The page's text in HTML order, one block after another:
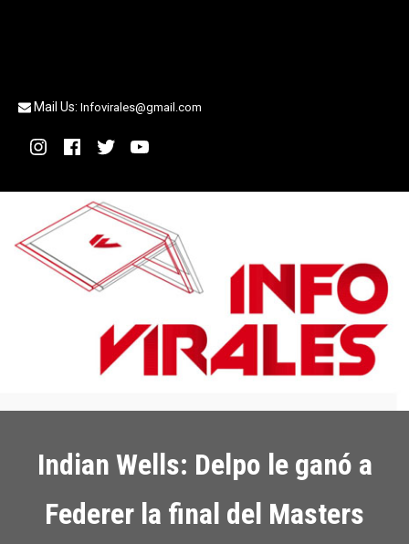
Mail Us: Infovirales@gmail.com
Indian Wells: Delpo le ganó a
Federer la final del Masters